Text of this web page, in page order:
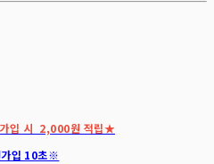
입 시 2,000원 적립★
입 10초※